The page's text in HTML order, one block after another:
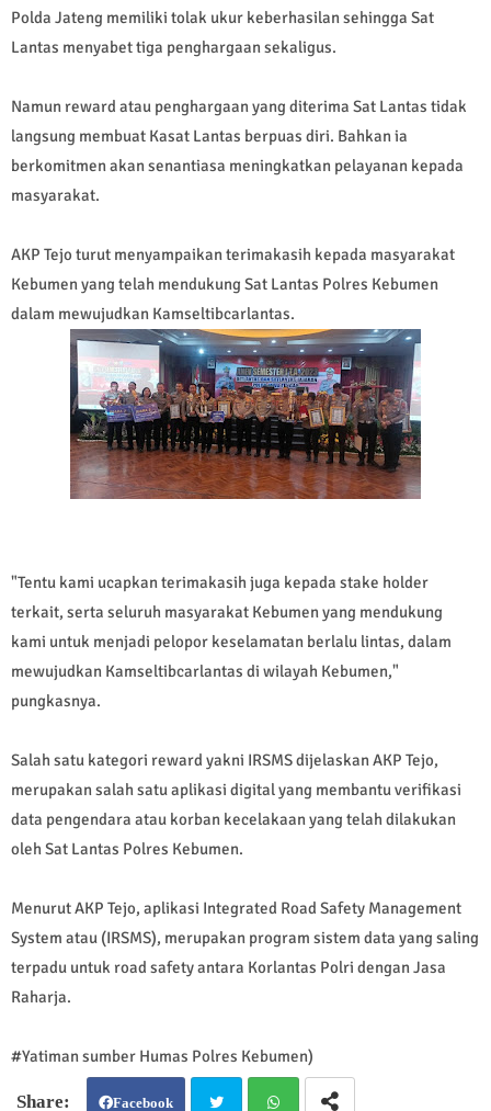
Polda Jateng memiliki tolak ukur keberhasilan sehingga Sat
Lantas menyabet tiga penghargaan sekaligus.
Namun reward atau penghargaan yang diterima Sat Lantas tidak
langsung membuat Kasat Lantas berpuas diri. Bahkan ia
berkomitmen akan senantiasa meningkatkan pelayanan kepada
masyarakat.
AKP Tejo turut menyampaikan terimakasih kepada masyarakat
Kebumen yang telah mendukung Sat Lantas Polres Kebumen
dalam mewujudkan Kamseltibcarlantas.
"Tentu kami ucapkan terimakasih juga kepada stake holder
terkait, serta seluruh masyarakat Kebumen yang mendukung
kami untuk menjadi pelopor keselamatan berlalu lintas, dalam
mewujudkan Kamseltibcarlantas di wilayah Kebumen,"
pungkasnya.
Salah satu kategori reward yakni IRSMS dijelaskan AKP Tejo,
merupakan salah satu aplikasi digital yang membantu verifikasi
data pengendara atau korban kecelakaan yang telah dilakukan
oleh Sat Lantas Polres Kebumen.
Menurut AKP Tejo, aplikasi Integrated Road Safety Management
System atau (IRSMS), merupakan program sistem data yang saling
terpadu untuk road safety antara Korlantas Polri dengan Jasa
Raharja.
#Yatiman sumber Humas Polres Kebumen)
Facebook